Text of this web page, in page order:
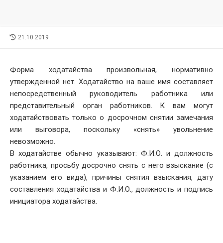
LAST
21.10.2019
Форма ходатайства произвольная, нормативно
утвержденной нет. Ходатайство на ваше имя составляет
непосредственный руководитель работника или
представительный орган работников. К вам могут
ходатайствовать только о досрочном снятии замечания
или выговора, поскольку «снять» увольнение
невозможно.
В ходатайстве обычно указывают: Ф.И.О. и должность
работника, просьбу досрочно снять с него взыскание (с
указанием его вида), причины снятия взыскания, дату
составления ходатайства и Ф.И.О., должность и подпись
инициатора ходатайства.